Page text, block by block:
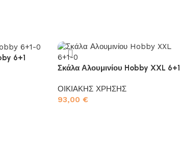
6+1
Σκάλα Αλουμινίου Hobby XXL 6+1
ΟΙΚΙΑΚΗΣ ΧΡΗΣΗΣ
93,00 €